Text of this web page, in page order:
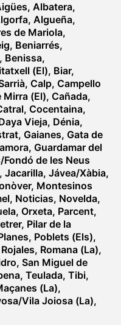
, Albatera,
, Algueña,
de Mariola,
, Beniarrés,
, Benissa,
(El), Biar,
, Calp, Campello
Mirra (El), Cañada,
, Cocentaina,
Vieja, Dénia,
, Gaianes, Gata de
, Guardamar del
de les Neus
, Jacarilla, Jávea/Xàbia,
, Montesinos
, Noticias, Novelda,
, Orxeta, Parcent,
, Pilar de la
, Poblets (Els),
Rojales, Romana (La),
, San Miguel de
, Teulada, Tibi,
(La),
Vila Joiosa (La),